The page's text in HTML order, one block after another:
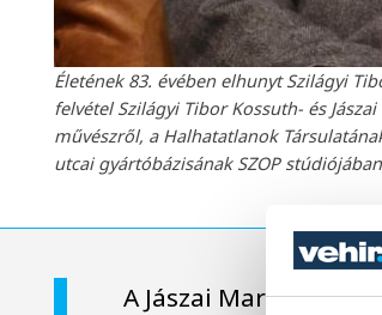
Életének 83. évében elhunyt Szilágyi
felvétel Szilágyi Tibor Kossuth- és
művészről, a Halhatatlanok
utcai gyártóbázisának SZOP
A Jászai Mari-díjas